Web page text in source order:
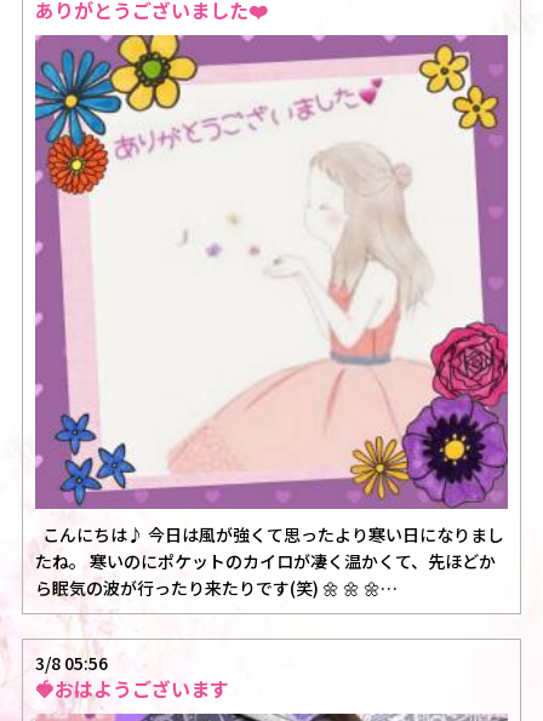
ありがとうございました❤️
こんにちは♪ 今日は風が強くて思ったより寒い日になりまし
たね。 寒いのにポケットのカイロが凄く温かくて、先ほどか
ら眠気の波が行ったり来たりです(笑) 🌼 🌼 🌼…
3/8 05:56
🍓おはようございます